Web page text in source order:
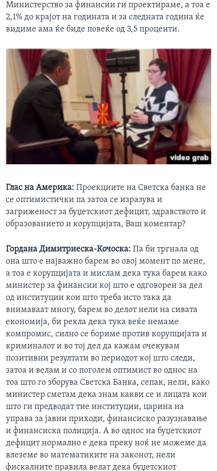
Министерство за финансии ги проектираме, а тоа е
2,1% до крајот на годината и за следната година ќе
видиме ама ќе биде повеќе од 3,5 проценти.
Глас на Америка: Проекциите на Светска банка не
се оптимистички па затоа се изразува и
загриженост за буџетскиот дефицит, здравството и
образованието и корупцијата, Ваш коментар?
Гордана Димитриеска-Кочоска: Па би тргнала од
она што е најважно барем во овој момент по мене,
а тоа е корупцијата и мислам дека тука барем како
министер за финансии кој што е одговорен за дел
од институции кои што треба исто така да
внимаваат многу, барем во делот нели на сивата
економија, би рекла дека тука веќе немаме
компромис, силно се бориме против корупцијата и
криминалот и во тој дел да кажам очекувам
позитивни резултати во периодот кој што следи,
затоа и велам и со поголем оптимист во однос на
тоа што го зборува Светска Банка, сепак, нели, како
министер сметам дека знам какви се и лицата кои
што ги предводат тие институции, царина на
управа за јавни приходи, финансиско разузнавање
и финансиска полиција. А во однос на буџетскиот
дефицит нормално е дека преку ноќ не можеме да
влеземе во математиките на законот, нели
фискалните правила велат дека буџетскиот